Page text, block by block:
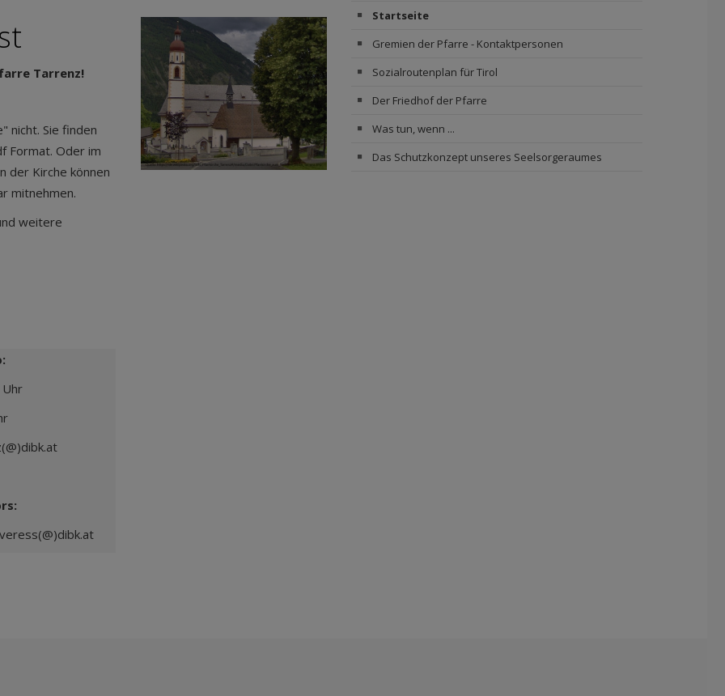
Tarrenz!
nicht. Sie finden
Format. Oder im
der Kirche können
mitnehmen.
weitere
Startseite
Gremien der Pfarre - Kontaktpersonen
Sozialroutenplan für Tirol
Der Friedhof der Pfarre
Was tun, wenn ...
Das Schutzkonzept unseres Seelsorgeraumes